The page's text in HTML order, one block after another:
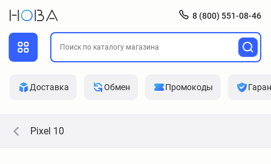
8 (800) 551-08-46
Доставка Обмен Промокоды
Pixel 10